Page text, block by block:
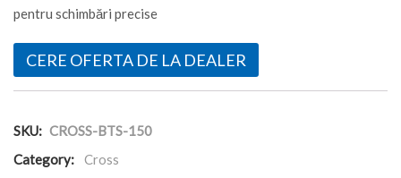
pentru schimbări precise
CERE OFERTA DE LA DEALER
SKU: CROSS-BTS-150
Category:
Cross